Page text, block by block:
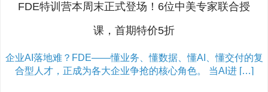
FDE特训营本周末正式登场！6位中美专家联合授
课，首期特价5折
企业AI落地难？FDE——懂业务、懂数据、懂AI、懂交付的复
合型人才，正成为各大企业争抢的核心角色。 当AI进 […]